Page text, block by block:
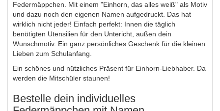
Federmäppchen. Mit einem "Einhorn, das alles weiß" als Motiv
und dazu noch den eigenen Namen aufgedruckt. Das hat
wirklich nicht jeder! Einfach perfekt: Innen die täglich
benötigten Utensilien für den Untericht, außen dein
Wunschmotiv. Ein ganz persönliches Geschenk für die kleinen
Lieben zum Schulanfang.
Ein schönes und nützliches Präsent für Einhorn-Liebhaber. Da
werden die Mitschüler staunen!
Bestelle dein individuelles